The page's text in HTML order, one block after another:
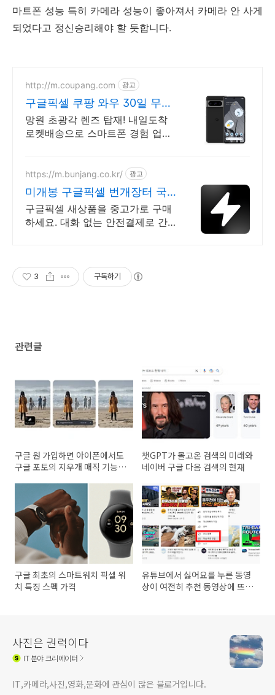
마트폰 성능 특히 카메라 성능이 좋아져서 카메라 안 사게
되었다고 정신승리해야 할 듯합니다.
http://m.coupang.com 광고
구글픽셀 쿠팡 와우 30일 무료
반품
망원 초광각 렌즈 탑재! 내일도착
로켓배송으로 스마트폰 경험 업그
https://m.bunjang.co.kr/ 광고
미개봉 구글픽셀 번개장터 국
내 최대 브랜드 중고거래
구글픽셀 새상품을 중고가로 구매
하세요. 대화 없는 안전결제로 간
3 구독하기
관련글
구글 원 가입하면 아이폰에서도
구글 포토의 지우개 매직 기능
챗GPT가 몰고온 검색의 미래와
네이버 구글 다음 검색의 현재
구글 최초의 스마트워치 픽셀 워
치 특징 스펙 가격
유튜브에서 싫어요를 누른 동영
상이 여전히 추천 동영상에 뜨는
사진은 권력이다
IT분야 크리에이터
IT,카메라,사진,영화,문화에 관심이 많은 블로거입니다.